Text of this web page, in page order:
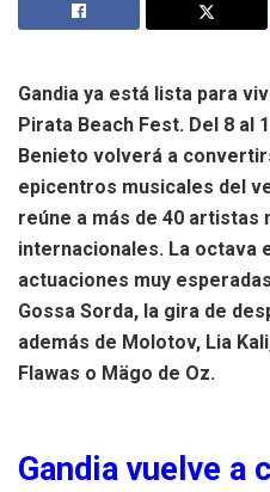
Gandia ya está lista para
Pirata Beach Fest. Del 8 al
Benieto volverá a
epicentros musicales del
reúne a más de 40 artistas
internacionales. La octava
actuaciones muy
Gossa Sorda, la gira de
además de Molotov, Lia
Flawas o Mägo de Oz.
Gandia vuelve a